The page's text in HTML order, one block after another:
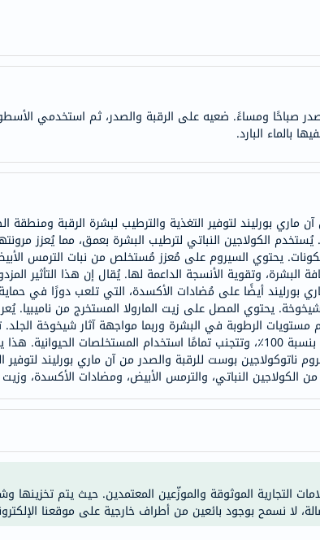
الصحة
والمكملات
العناية
باقة
فحص
صحي
روتيني
باقة
القلب
الصحي
Original
IV
اختبار
الغذائي
الصحية
البشرة
صباحًا ومساءً. ضعيه على الرقبة والصدر، ثم استخدمي
بالماء البارد.
بورليند لتوفير التغذية والترطيب لبشرة الرقبة
الكولاجين النباتي لترطيب البشرة بعمق، مما يُعزز
المكونات. يحتوي السيروم على مُعزز مُستخلص من نبات الترمس
البشرة، وتقوية الأنسجة الداعمة لها. يُقال إن هذا التأثير
بورليند أيضًا على مُضادات الأكسدة، التي تلعب دورًا في
يحتوي المصل على زيت المارولا المستخرج من ناميبيا.
الرطوبة في البشرة وربما مواجهة آثار شيخوخة الجلد.
لمستحضرات التجميل الطبيعية تعتمد على الكولاجين النباتي بنسبة 100٪، وتتجنب تمامًا
ناتوكولاجين بوست للرقبة والصدر من آن ماري بورليند لتوفير
الكولاجين النباتي، والترمس الأبيض، ومضادات الأكسدة،
التجارية الموثوقة والموزّعين المعتمدين. حيث يتم
لا نسمح بوجود بائعين من أطراف خارجية على موقعنا